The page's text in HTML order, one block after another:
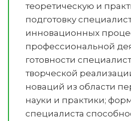
теоретическую и
подготовку
инновационных
профессиональной
готовности
творческой
новаций из области
науки и практики;
специалиста